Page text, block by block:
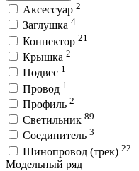
Аксессуар 2
Заглушка 4
Коннектор 21
Крышка 2
Подвес 1
Провод 1
Профиль 2
Светильник 89
Соединитель 3
Шинопровод (трек) 22
Модельный ряд